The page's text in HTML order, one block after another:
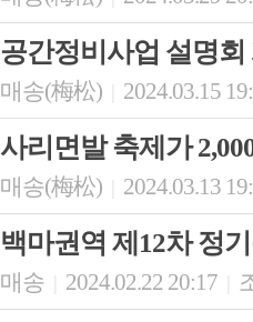
공간정비사업 설명회
매송(梅松) 2024.03.15
사리면발 축제가
매송(梅松) 2024.03.13
백마권역 제12차 정
매송 2024.02.22 20:17